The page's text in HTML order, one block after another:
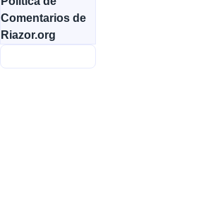
Comentarios de
Riazor.org